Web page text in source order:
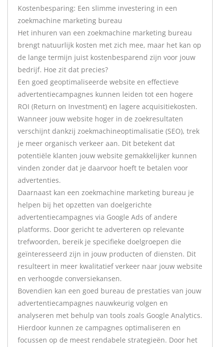
Kostenbesparing: Een slimme investering in een
zoekmachine marketing bureau
Het inhuren van een zoekmachine marketing bureau
brengt natuurlijk kosten met zich mee, maar het kan op
de lange termijn juist kostenbesparend zijn voor jouw
bedrijf. Hoe zit dat precies?
Een goed geoptimaliseerde website en effectieve
advertentiecampagnes kunnen leiden tot een hogere
ROI (Return on Investment) en lagere acquisitiekosten.
Wanneer jouw website hoger in de zoekresultaten
verschijnt dankzij zoekmachineoptimalisatie (SEO), trek
je meer organisch verkeer aan. Dit betekent dat
potentiële klanten jouw website gemakkelijker kunnen
vinden zonder dat je daarvoor hoeft te betalen voor
advertenties.
Daarnaast kan een zoekmachine marketing bureau je
helpen bij het opzetten van doelgerichte
advertentiecampagnes via Google Ads of andere
platforms. Door gericht te adverteren op relevante
trefwoorden, bereik je specifieke doelgroepen die
geïnteresseerd zijn in jouw producten of diensten. Dit
resulteert in meer kwalitatief verkeer naar jouw website
en verhoogde conversiekansen.
Bovendien kan een goed bureau de prestaties van jouw
advertentiecampagnes nauwkeurig volgen en
analyseren met behulp van tools zoals Google Analytics.
Hierdoor kunnen ze campagnes optimaliseren en
focussen op de meest rendabele strategieën. Door het